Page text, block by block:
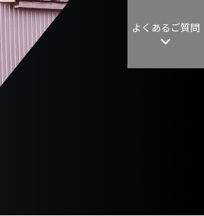
よくあるご質問